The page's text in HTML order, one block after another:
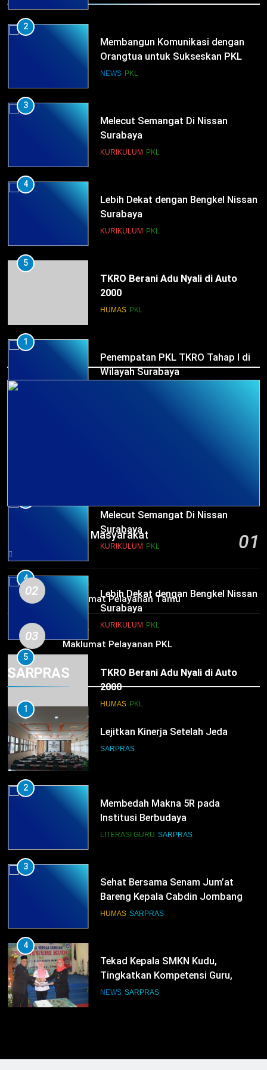
2
Membangun Komunikasi dengan
Orangtua untuk Sukseskan PKL
Kompetensi Keahlian TKRO
NEWS PKL
3
Melecut Semangat Di Nissan
Surabaya
KURIKULUM PKL
4
Lebih Dekat dengan Bengkel Nissan
Surabaya
KURIKULUM PKL
5
TKRO Berani Adu Nyali di Auto
2000
HUMAS PKL
1
Penempatan PKL TKRO Tahap I di
Wilayah Surabaya
Melecut Semangat Di Nissan
Surabaya
KURIKULUM PKL
4
Lebih Dekat dengan Bengkel Nissan
Surabaya
KURIKULUM PKL
5
TKRO Berani Adu Nyali di Auto
2000
HUMAS PKL
HUMAS
Survei Kepuasan Masyarakat 01
02 HUMAS
Maklumat Pelayanan Tamu
03 HUMAS
Maklumat Pelayanan PKL
SARPRAS
1
Lejitkan Kinerja Setelah Jeda
SARPRAS
2
Membedah Makna 5R pada
Institusi Berbudaya
LITERASI GURU SARPRAS
3
Sehat Bersama Senam Jum’at
Bareng Kepala Cabdin Jombang
HUMAS SARPRAS
4
Tekad Kepala SMKN Kudu,
Tingkatkan Kompetensi Guru,
Bangun Infrastruktur IT
NEWS SARPRAS